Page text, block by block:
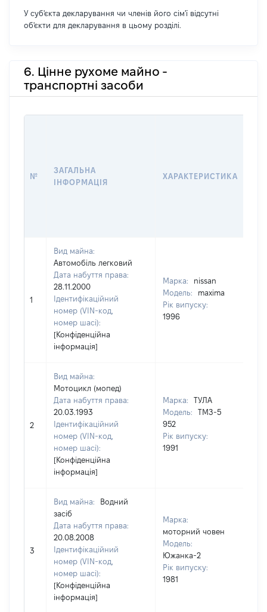
У суб'єкта декларування чи членів його сім'ї відсутні
об'єкти для декларування в цьому розділі.
6. Цінне рухоме майно -
транспортні засоби
№
ЗАГАЛЬНА
ІНФОРМАЦІЯ
ХАРАКТЕРИСТИКА
1
Вид майна:
Автомобіль легковий
Дата набуття права:
28.11.2000
Ідентифікаційний
номер (VIN-код,
номер шасі):
[Конфіденційна
інформація]
Марка:
nissan
Модель:
maxima
Рік випуску:
1996
2
Вид майна:
Мотоцикл (мопед)
Дата набуття права:
20.03.1993
Ідентифікаційний
номер (VIN-код,
номер шасі):
[Конфіденційна
інформація]
Марка:
ТУЛА
Модель:
ТМЗ-5
952
Рік випуску:
1991
3
Вид майна:
Водний
засіб
Дата набуття права:
20.08.2008
Ідентифікаційний
номер (VIN-код,
номер шасі):
[Конфіденційна
інформація]
Марка:
моторний човен
Модель:
Южанка-2
Рік випуску:
1981